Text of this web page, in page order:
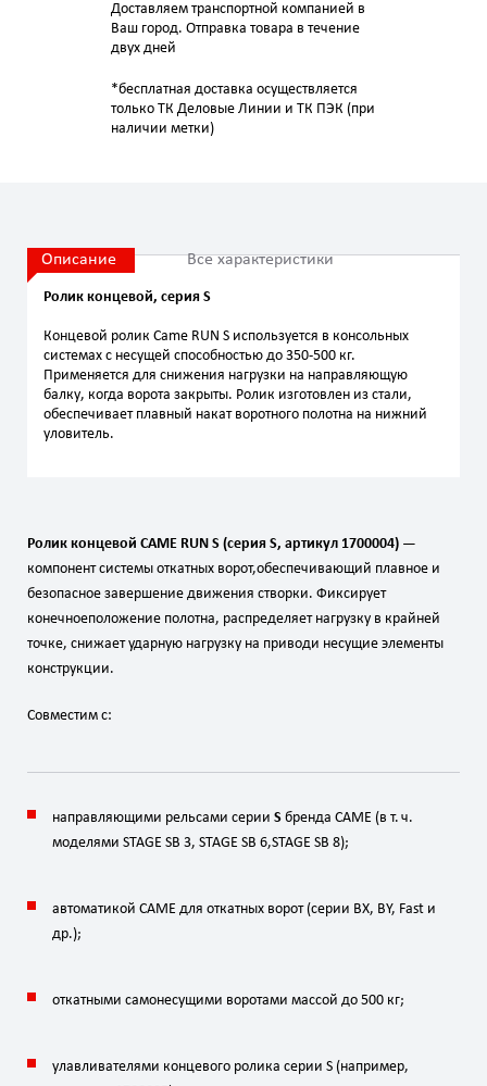
Доставляем транспортной компанией в
Ваш город. Отправка товара в течение
двух дней
*бесплатная доставка осуществляется
только ТК Деловые Линии и ТК ПЭК (при
наличии метки)
Описание Все характеристики
Ролик концевой, серия S
Концевой ролик Came RUN S используется в консольных
системах с несущей способностью до 350-500 кг.
Применяется для снижения нагрузки на направляющую
балку, когда ворота закрыты. Ролик изготовлен из стали,
обеспечивает плавный накат воротного полотна на нижний
уловитель.
Ролик концевой CAME RUN S (серия S, артикул 1700004) —
компонентсистемы откатных ворот,обеспечивающий плавное и
безопасное завершение движения створки. Фиксирует
конечноеположение полотна, распределяетнагрузку в крайней
точке, снижаетударную нагрузку на приводи несущие элементы
конструкции.
Совместим с:
направляющими рельсами серии S бренда CAME (в т. ч.
моделями STAGE SB 3, STAGE SB 6,STAGE SB 8);
автоматикой CAME для откатных ворот(серии BX, BY, Fast и
др.);
откатными самонесущими воротами массой до 500 кг;
улавливателями концевого ролика серии S (например,